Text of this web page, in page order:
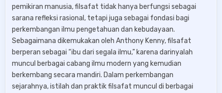
pemikiran manusia, filsafat tidak hanya berfungsi sebagai
sarana refleksi rasional, tetapi juga sebagai fondasi bagi
perkembangan ilmu pengetahuan dan kebudayaan.
Sebagaimana dikemukakan oleh Anthony Kenny, filsafat
berperan sebagai “ibu dari segala ilmu,” karena darinyalah
muncul berbagai cabang ilmu modern yang kemudian
berkembang secara mandiri. Dalam perkembangan
sejarahnya, istilah dan praktik filsafat muncul di berbagai